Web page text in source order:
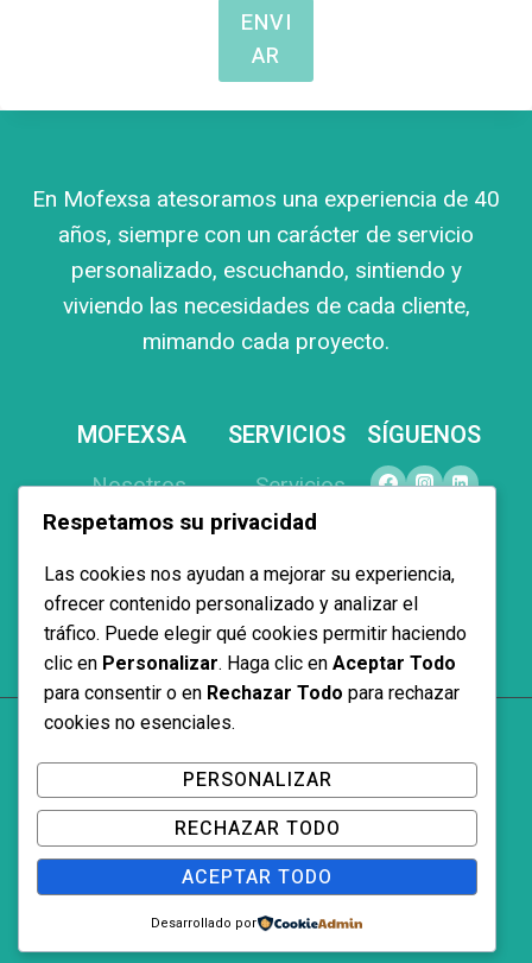
ENVI
AR
En Mofexsa atesoramos una experiencia de 40
años, siempre con un carácter de servicio
personalizado, escuchando, sintiendo y
viviendo las necesidades de cada cliente,
mimando cada proyecto.
MOFEXSA
Nosotros
Productos
Proyectos
Contacto
SERVICIOS
Servicios
Equipamiento
Interiorismo
Proyectos a
medida
SÍGUENOS
Aviso Legal y Política de Privacidad
Política de Cookies
Respetamos su privacidad
Las cookies nos ayudan a mejorar su experiencia,
ofrecer contenido personalizado y analizar el
tráfico. Puede elegir qué cookies permitir haciendo
clic en Personalizar. Haga clic en Aceptar Todo
para consentir o en Rechazar Todo para rechazar
cookies no esenciales.
PERSONALIZAR
RECHAZAR TODO
ACEPTAR TODO
Desarrollado por